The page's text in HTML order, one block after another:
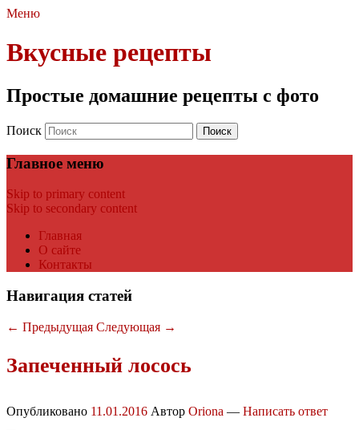
Меню
Вкусные рецепты
Простые домашние рецепты с фото
Поиск
Главное меню
Skip to primary content
Skip to secondary content
Главная
О сайте
Контакты
Навигация статей
← Предыдущая Следующая →
Запеченный лосось
Опубликовано 11.01.2016 Автор Oriona — Написать ответ